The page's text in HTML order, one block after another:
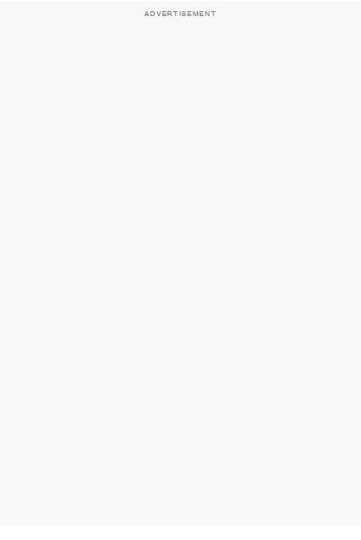
ADVERTISEMENT